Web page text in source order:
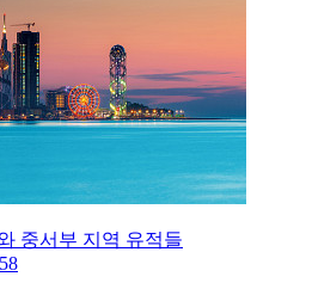
중서부 지역 유적들